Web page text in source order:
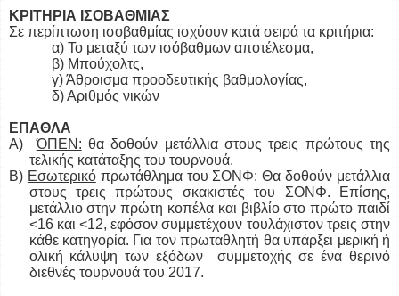
ΚΡΙΤΗΡΙΑ ΙΣΟΒΑΘΜΙΑΣ
Σε περίπτωση ισοβαθμίας ισχύουν κατά σειρά τα κριτήρια:
α) Το μεταξύ των ισόβαθμων αποτέλεσμα,
β) Μπούχολτς,
γ) Άθροισμα προοδευτικής βαθμολογίας,
δ) Αριθμός νικών
ΕΠΑΘΛΑ
Α)ΌΠΕΝ: θα δοθούν μετάλλια στους τρεις πρώτους της
τελικής κατάταξης του τουρνουά.
Β) Εσωτερικόπρωτάθλημα του ΣΟΝΦ: Θα δοθούν μετάλλια
στους τρεις πρώτους σκακιστές του ΣΟΝΦ. Επίσης,
μετάλλιο στην πρώτη κοπέλα και βιβλίο στο πρώτο παιδί
<16 και <12, εφόσον συμμετέχουν τουλάχιστον τρεις στην
κάθε κατηγορία. Για τον πρωταθλητή θα υπάρξει μερική ή
ολική κάλυψη των εξόδων συμμετοχής σε ένα θερινό
διεθνές τουρνουά του 2017.